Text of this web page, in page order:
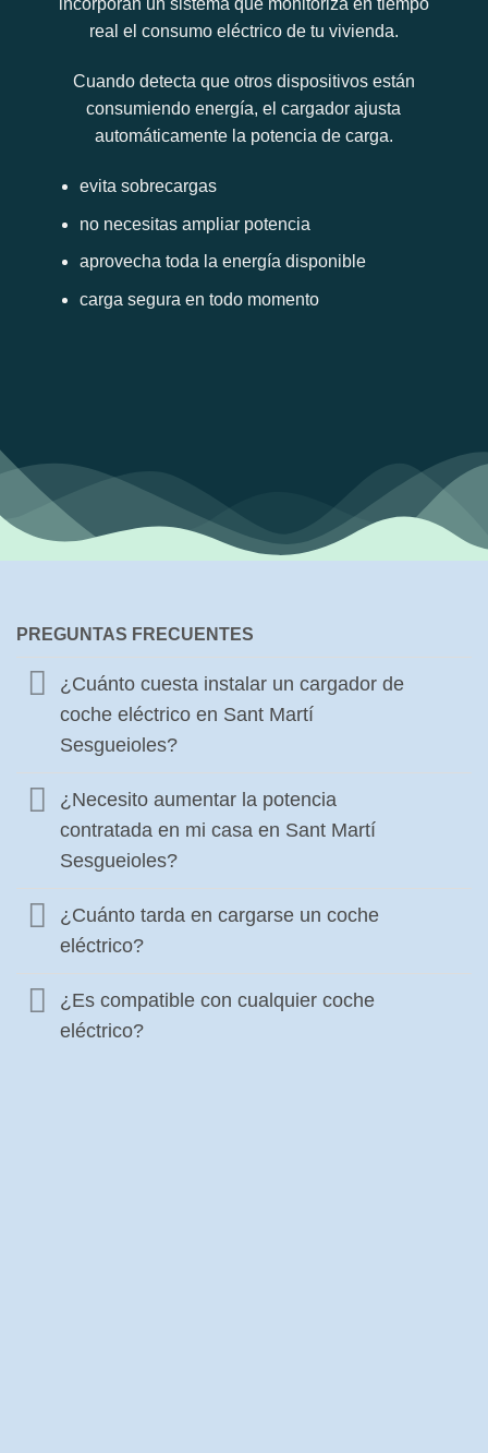
incorporan un sistema que monitoriza en tiempo
real el consumo eléctrico de tu vivienda.
Cuando detecta que otros dispositivos están
consumiendo energía, el cargador ajusta
automáticamente la potencia de carga.
evita sobrecargas
no necesitas ampliar potencia
aprovecha toda la energía disponible
carga segura en todo momento
PREGUNTAS FRECUENTES
¿Cuánto cuesta instalar un cargador de
coche eléctrico en Sant Martí
Sesgueioles?
¿Necesito aumentar la potencia
contratada en mi casa en Sant Martí
Sesgueioles?
¿Cuánto tarda en cargarse un coche
eléctrico?
¿Es compatible con cualquier coche
eléctrico?